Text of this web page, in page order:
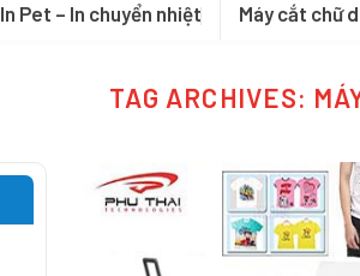
In Pet – In chuyển nhiệt Máy cắt chữ
TAG ARCHIVES: